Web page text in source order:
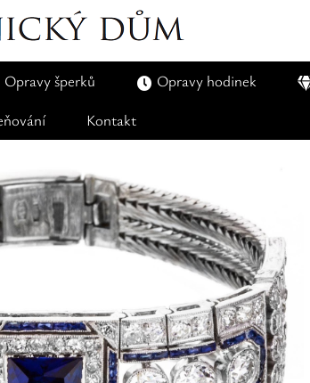
Opravy šperků Opravy hodinek
Kontakt